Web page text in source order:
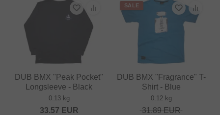
DUB BMX "Peak Pocket"
Longsleeve - Black
0.13 kg
33.57 EUR
SALE
DUB BMX "Fragrance" T-
Shirt - Blue
0.12 kg
31.89EUR